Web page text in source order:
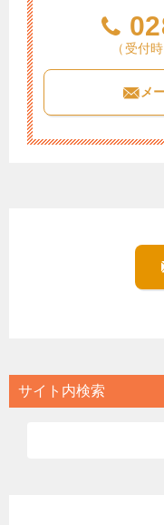
（受付
メ
サイト内検索